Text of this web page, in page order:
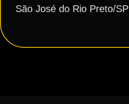
São José do Rio Preto/SP